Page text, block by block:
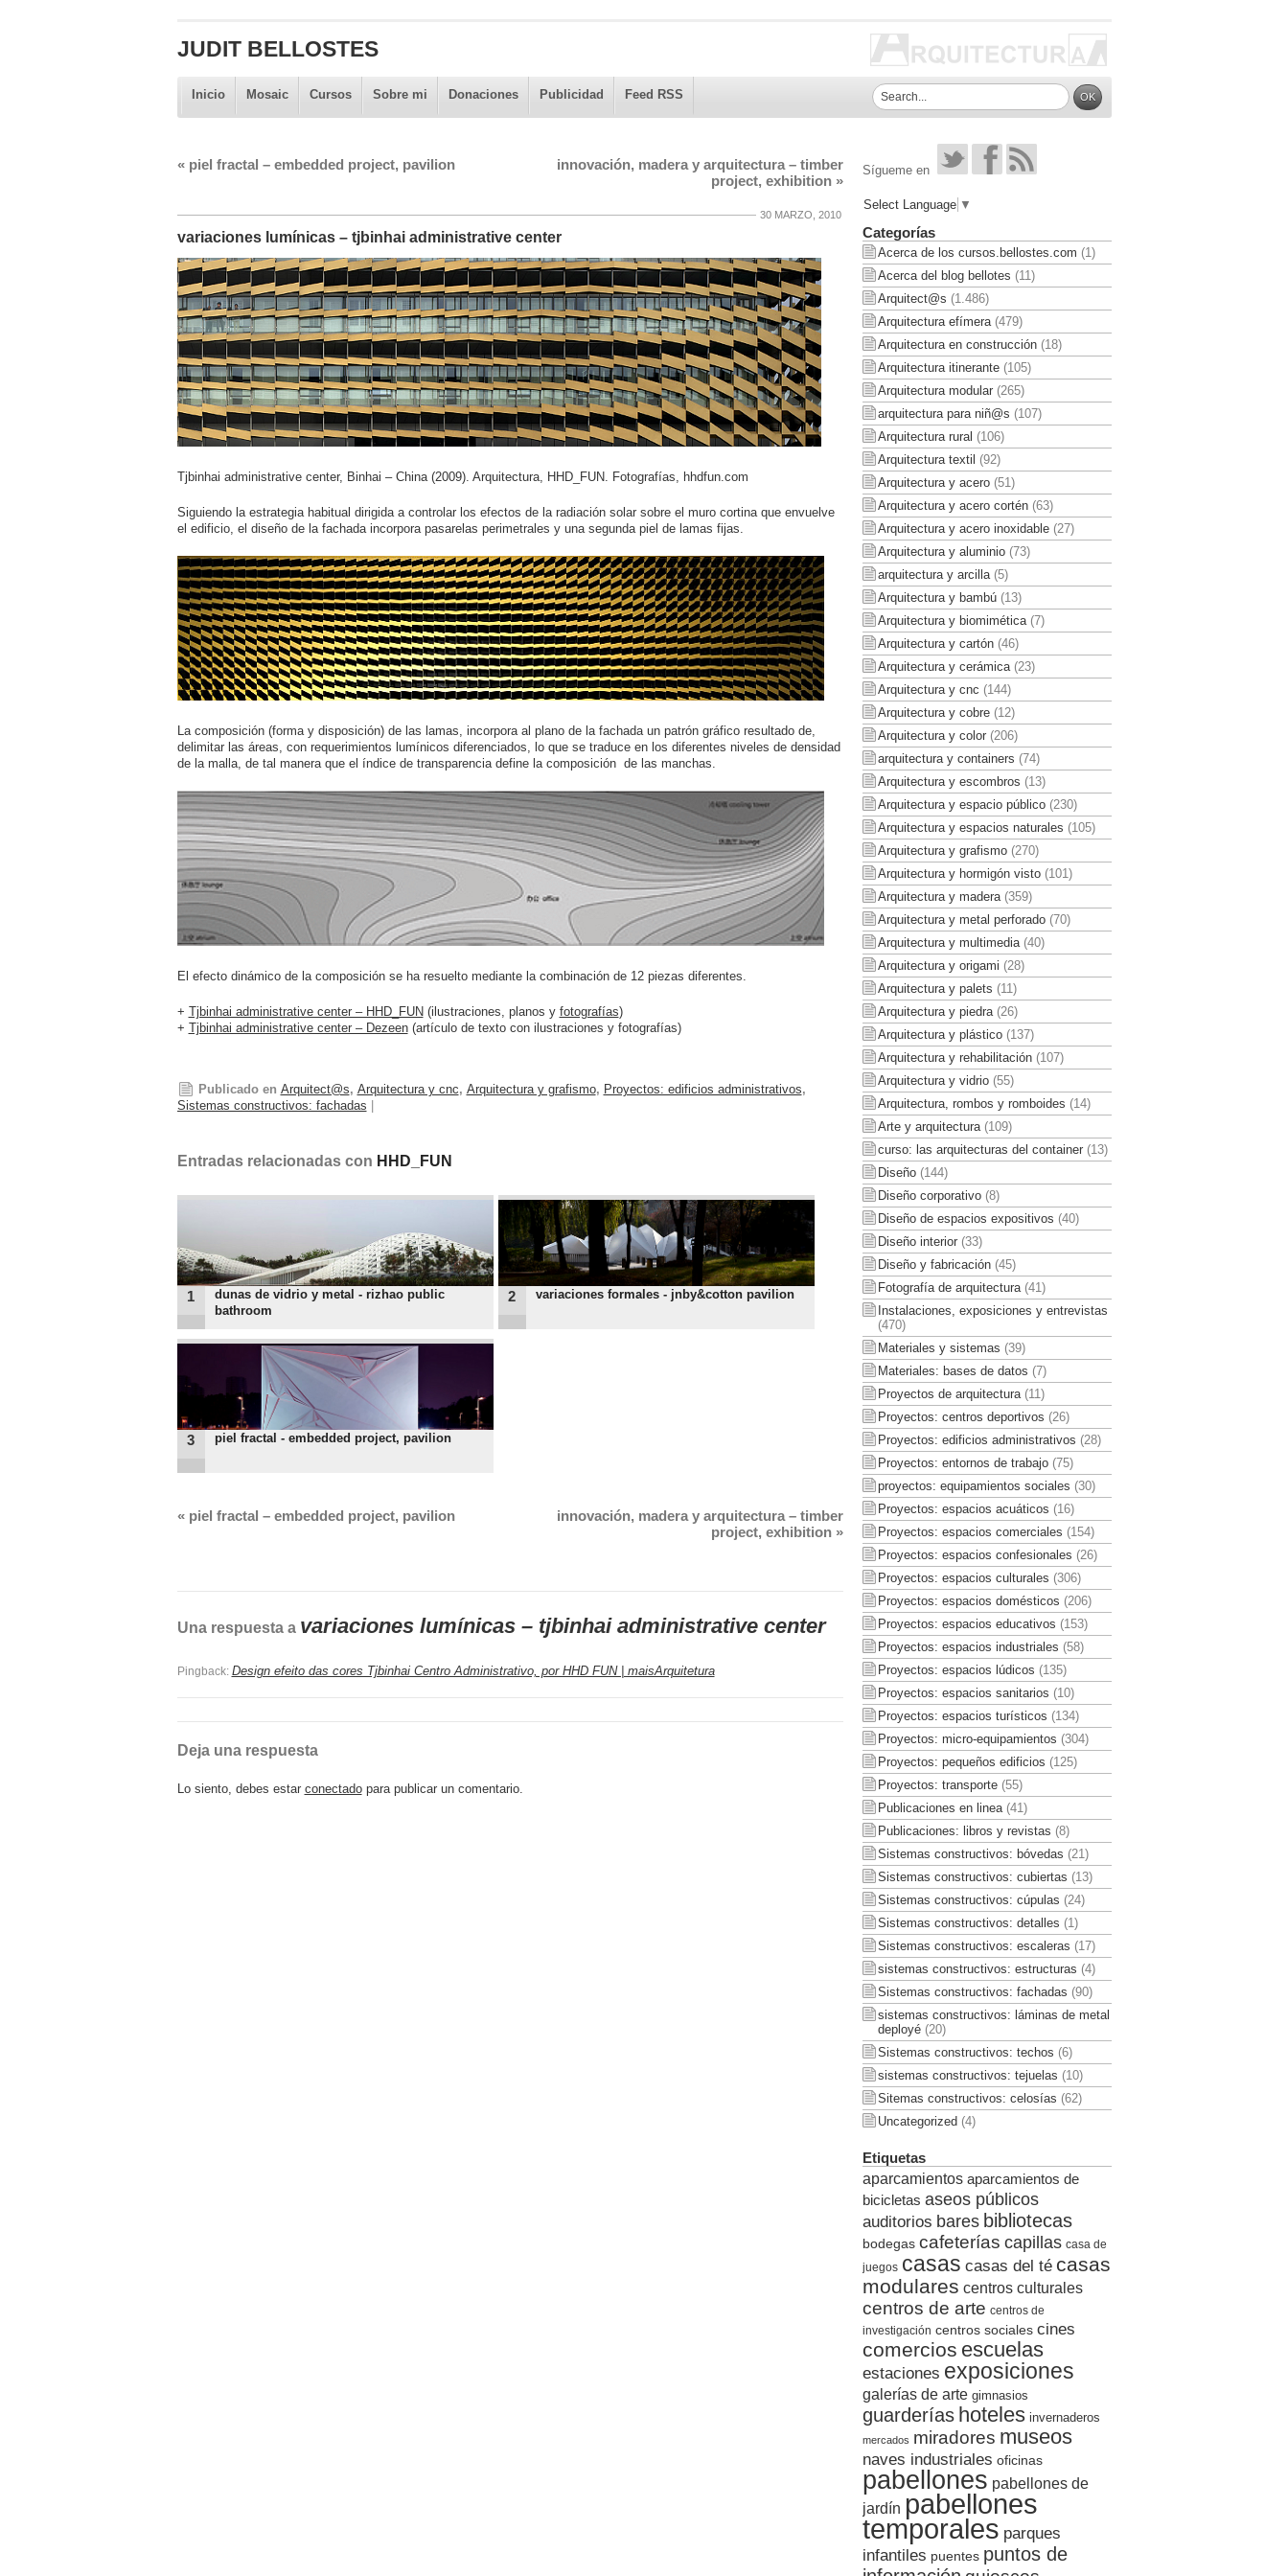
JUDIT BELLOSTES
Inicio Mosaic Cursos Sobre mi Donaciones Publicidad Feed RSS
«piel fractal – embedded project, pavilion
innovación, madera y arquitectura – timber
project, exhibition »
30 MARZO, 2010
variaciones lumínicas – tjbinhai administrative center
Tjbinhai administrative center, Binhai – China (2009). Arquitectura, HHD_FUN. Fotografías, hhdfun.com
Siguiendo la estrategia habitual dirigida a controlar los efectos de la radiación solar sobre el muro cortina que envuelve
el edificio, el diseño de la fachada incorpora pasarelas perimetrales y una segunda piel de lamas fijas.
La composición (forma y disposición) de las lamas, incorpora al plano de la fachada un patrón gráfico resultado de,
delimitar las áreas, con requerimientos lumínicos diferenciados, lo que se traduce en los diferentes niveles de densidad
de la malla, de tal manera que el índice de transparencia define la composición de las manchas.
El efecto dinámico de la composición se ha resuelto mediante la combinación de 12 piezas diferentes.
+ Tjbinhai administrative center – HHD_FUN(ilustraciones, planos y fotografías)
+ Tjbinhai administrative center – Dezeen(artículo de texto con ilustraciones y fotografías)
Publicado en Arquitect@s, Arquitectura y cnc, Arquitectura y grafismo, Proyectos: edificios administrativos,
Sistemas constructivos: fachadas
Entradas relacionadas con HHD_FUN
1
dunas de vidrio y metal - rizhao public
bathroom
2 variaciones formales - jnby&cotton pavilion
3 piel fractal - embedded project, pavilion
«piel fractal – embedded project, pavilion
innovación, madera y arquitectura – timber
project, exhibition »
Una respuesta a variaciones lumínicas – tjbinhai administrative center
Pingback: Design efeito das cores Tjbinhai Centro Administrativo, por HHD FUN | maisArquitetura
Deja una respuesta
Lo siento, debes estar conectadopara publicar un comentario.
Sígueme en
Select Language ▼
Categorías
Acerca de los cursos.bellostes.com (1)
Acerca del blog bellotes (11)
Arquitect@s (1.486)
Arquitectura efímera(479)
Arquitectura en construcción(18)
Arquitectura itinerante(105)
Arquitectura modular(265)
arquitectura para niñ@s (107)
Arquitectura rural (106)
Arquitectura textil (92)
Arquitectura y acero(51)
Arquitectura y acero cortén(63)
Arquitectura y acero inoxidable(27)
Arquitectura y aluminio(73)
arquitectura y arcilla(5)
Arquitectura y bambú(13)
Arquitectura y biomimética(7)
Arquitectura y cartón(46)
Arquitectura y cerámica(23)
Arquitectura y cnc (144)
Arquitectura y cobre(12)
Arquitectura y color(206)
arquitectura y containers (74)
Arquitectura y escombros (13)
Arquitectura y espacio público(230)
Arquitectura y espacios naturales (105)
Arquitectura y grafismo(270)
Arquitectura y hormigón visto(101)
Arquitectura y madera(359)
Arquitectura y metal perforado(70)
Arquitectura y multimedia(40)
Arquitectura y origami (28)
Arquitectura y palets (11)
Arquitectura y piedra(26)
Arquitectura y plástico(137)
Arquitectura y rehabilitación(107)
Arquitectura y vidrio(55)
Arquitectura, rombos y romboides (14)
Arte y arquitectura(109)
curso: las arquitecturas del container(13)
Diseño(144)
Diseño corporativo(8)
Diseño de espacios expositivos (40)
Diseño interior(33)
Diseño y fabricación(45)
Fotografía de arquitectura(41)
Instalaciones, exposiciones y entrevistas
(470)
Materiales y sistemas (39)
Materiales: bases de datos (7)
Proyectos de arquitectura(11)
Proyectos: centros deportivos (26)
Proyectos: edificios administrativos (28)
Proyectos: entornos de trabajo(75)
proyectos: equipamientos sociales (30)
Proyectos: espacios acuáticos (16)
Proyectos: espacios comerciales (154)
Proyectos: espacios confesionales (26)
Proyectos: espacios culturales (306)
Proyectos: espacios domésticos (206)
Proyectos: espacios educativos (153)
Proyectos: espacios industriales (58)
Proyectos: espacios lúdicos (135)
Proyectos: espacios sanitarios (10)
Proyectos: espacios turísticos (134)
Proyectos: micro-equipamientos (304)
Proyectos: pequeños edificios (125)
Proyectos: transporte(55)
Publicaciones en linea(41)
Publicaciones: libros y revistas (8)
Sistemas constructivos: bóvedas (21)
Sistemas constructivos: cubiertas (13)
Sistemas constructivos: cúpulas (24)
Sistemas constructivos: detalles (1)
Sistemas constructivos: escaleras (17)
sistemas constructivos: estructuras (4)
Sistemas constructivos: fachadas (90)
sistemas constructivos: láminas de metal
deployé(20)
Sistemas constructivos: techos (6)
sistemas constructivos: tejuelas (10)
Sitemas constructivos: celosías (62)
Uncategorized (4)
Etiquetas
aparcamientos aparcamientos de
bicicletas aseos públicos
auditorios bares bibliotecas
bodegas cafeterías capillas casa de
juegos casas casas del té casas
modulares centros culturales
centros de arte centros de
investigación centros sociales cines
comercios escuelas
estaciones exposiciones
galerías de arte gimnasios
guarderías hoteles invernaderos
mercados miradores museos
naves industriales oficinas
pabellones pabellones de
jardín pabellones
temporales parques
infantiles puentes puntos de